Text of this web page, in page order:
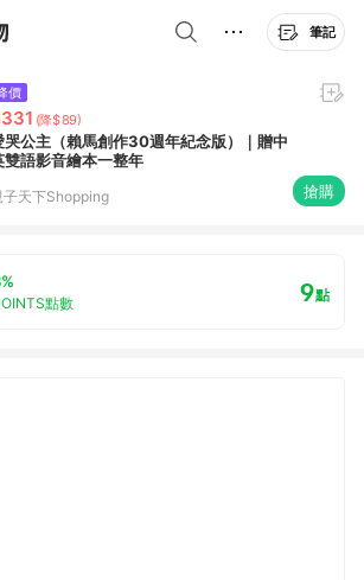
筆記
價
(降$89)
哭公主（賴馬創作30週年紀念版）｜贈中
雙語影音繪本一整年
子天下Shopping 搶購
點數 9點